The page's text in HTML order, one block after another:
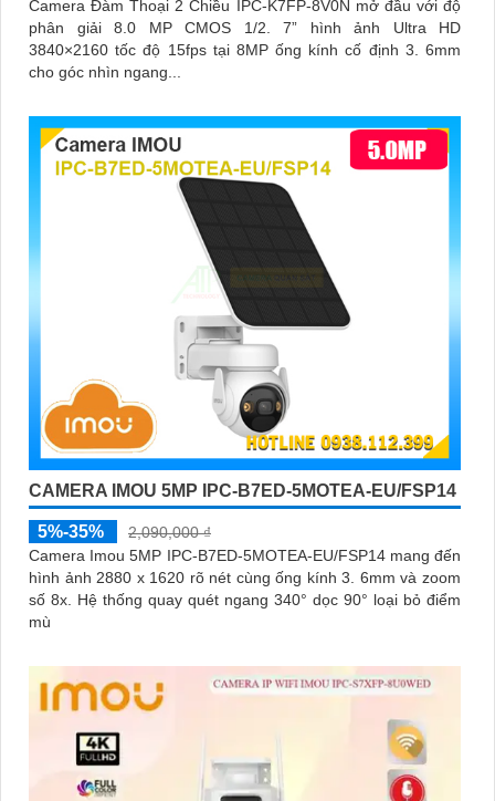
Camera Đàm Thoại 2 Chiều IPC-K7FP-8V0N mở đầu với độ
phân giải 8.0 MP CMOS 1/2. 7” hình ảnh Ultra HD
3840×2160 tốc độ 15fps tại 8MP ống kính cố định 3. 6mm
cho góc nhìn ngang...
CAMERA IMOU 5MP IPC-B7ED-5MOTEA-EU/FSP14
5%-35%
2,090,000 ₫
Camera Imou 5MP IPC-B7ED-5MOTEA-EU/FSP14 mang đến
hình ảnh 2880 x 1620 rõ nét cùng ống kính 3. 6mm và zoom
số 8x. Hệ thống quay quét ngang 340° dọc 90° loại bỏ điểm
mù